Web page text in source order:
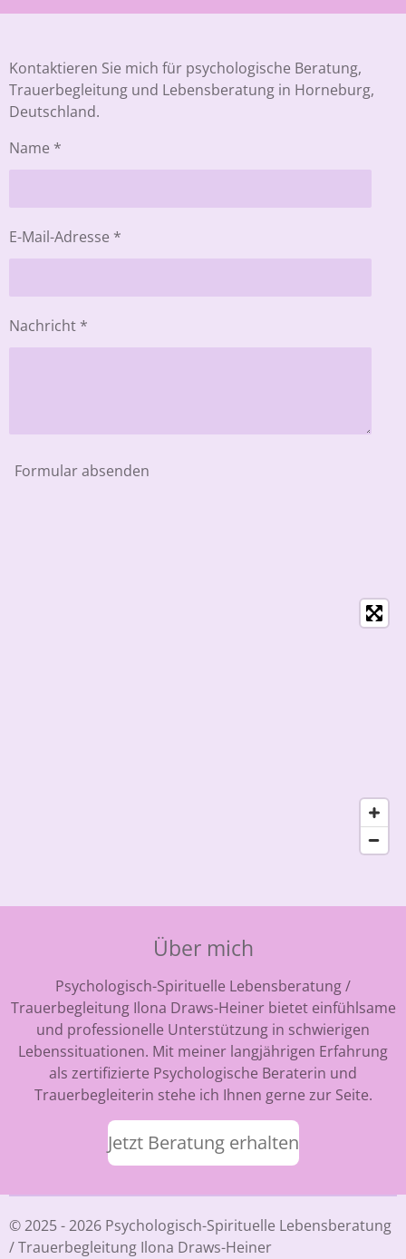
Kontaktieren Sie mich für psychologische Beratung,
Trauerbegleitung und Lebensberatung in Horneburg,
Deutschland.
Name *
E-Mail-Adresse *
Nachricht *
Formular absenden
Über mich
Psychologisch-Spirituelle Lebensberatung /
Trauerbegleitung Ilona Draws-Heiner bietet einfühlsame
und professionelle Unterstützung in schwierigen
Lebenssituationen. Mit meiner langjährigen Erfahrung
als zertifizierte Psychologische Beraterin und
Trauerbegleiterin stehe ich Ihnen gerne zur Seite.
Jetzt Beratung erhalten
© 2025 - 2026 Psychologisch-Spirituelle Lebensberatung
/ Trauerbegleitung Ilona Draws-Heiner